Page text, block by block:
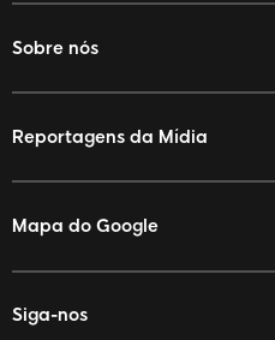
Sobre nós
Reportagens da Mídia
Mapa do Google
Siga-nos